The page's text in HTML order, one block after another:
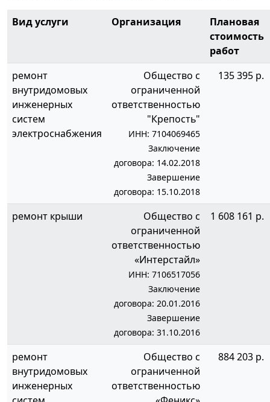
Вид услуги Организация
Плановая
стоимость
работ
ремонт
внутридомовых
инженерных
систем
электроснабжения
Общество с
ограниченной
ответственностью
"Крепость"
ИНН: 7104069465
Заключение
договора: 14.02.2018
Завершение
договора: 15.10.2018
135 395 р.
ремонт крыши
Общество с
ограниченной
ответственностью
«Интерстайл»
ИНН: 7106517056
Заключение
договора: 20.01.2016
Завершение
договора: 31.10.2016
1 608 161 р.
ремонт
внутридомовых
инженерных
Общество с
ограниченной
ответственностью
884 203 р.